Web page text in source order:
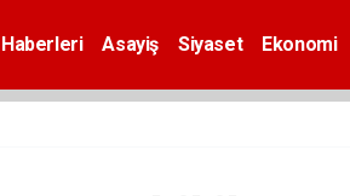
Asayiş Siyaset Ekonomi